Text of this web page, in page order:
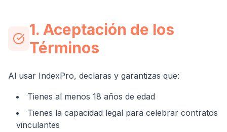
1. Aceptación de los
Términos
Al usar IndexPro, declaras y garantizas que:
Tienes al menos 18 años de edad
Tienes la capacidad legal para celebrar contratos
vinculantes